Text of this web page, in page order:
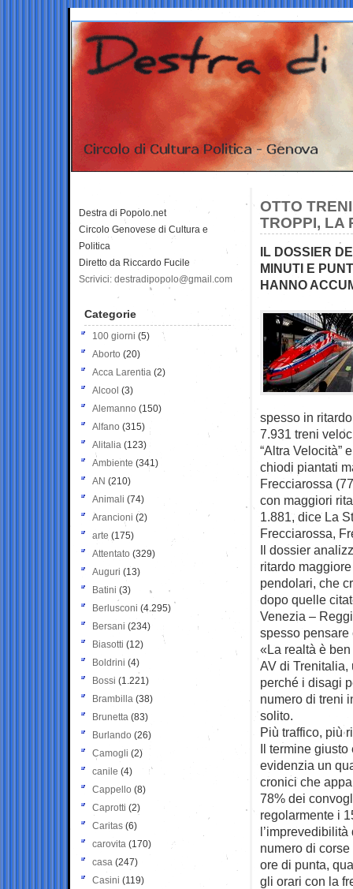
OTTO
TROPPI, LA
IL DOSSIER
MINUTI E
HANNO
spesso in
7.931 treni
“Altra Velocità”
chiodi piantati
Frecciarossa
con maggiori
1.881, dice La
Frecciarossa,
Il dossier
ritardo
pendolari, che
dopo quelle
Venezia –
spesso
«La realtà è
AV di Trenitalia,
perché i disagi
numero di treni
solito.
Più traffico, più
Il termine giusto
evidenzia un
cronici che
78% dei
regolarmente i
numero di
ore di punta,
gli orari con la
Destra di Popolo.net
Circolo Genovese di Cultura e
Politica
Diretto da Riccardo Fucile
Scrivici: destradipopolo@gmail.com
Categorie
100 giorni (5)
Aborto (20)
Acca Larentia (2)
Alcool (3)
Alemanno (150)
Alfano (315)
Alitalia (123)
Ambiente (341)
AN (210)
Animali (74)
Arancioni (2)
arte (175)
Attentato (329)
Auguri (13)
Batini (3)
Berlusconi (4.295)
Bersani (234)
Biasotti (12)
Boldrini (4)
Bossi (1.221)
Brambilla (38)
Brunetta (83)
Burlando (26)
Camogli (2)
canile (4)
Cappello (8)
Caprotti (2)
Caritas (6)
carovita (170)
casa (247)
Casini (119)